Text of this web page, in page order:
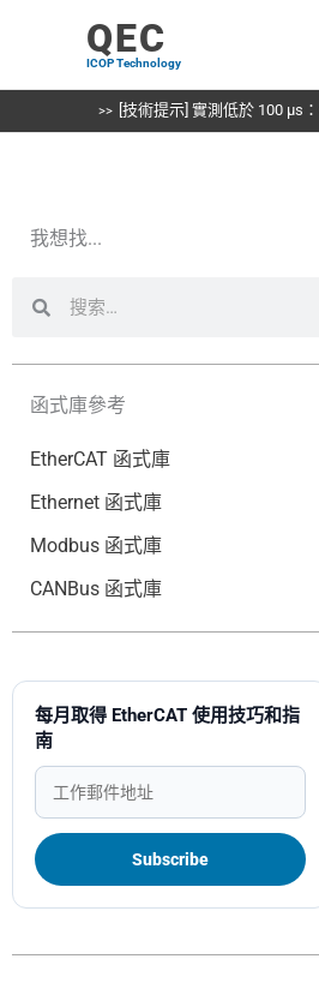
內
QEC
ICOP Technology
[技術提示] 實測低於 100 µs
我想找...
尋
函式庫參考
EtherCAT 函式庫
Ethernet 函式庫
Modbus 函式庫
CANBus 函式庫
每月取得 EtherCAT 使用技巧和指
南